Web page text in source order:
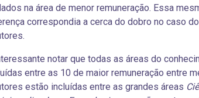
na área de menor remuneração. Essa
correspondia a cerca do dobro no caso
notar que todas as áreas do
entre as 10 de maior remuneração entre
estão incluídas entre as grandes áreas